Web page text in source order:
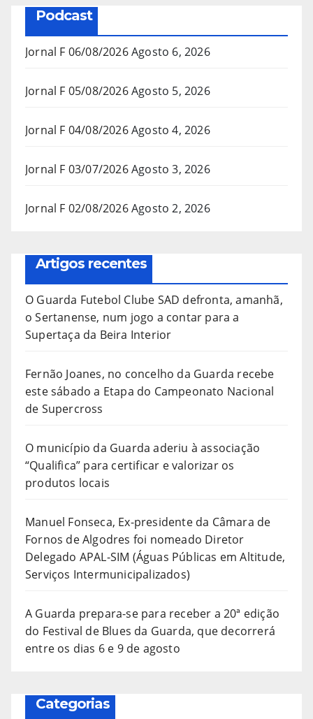
Podcast
Jornal F 06/08/2026Agosto 6, 2026
Jornal F 05/08/2026Agosto 5, 2026
Jornal F 04/08/2026Agosto 4, 2026
Jornal F 03/07/2026Agosto 3, 2026
Jornal F 02/08/2026Agosto 2, 2026
Artigos recentes
O Guarda Futebol Clube SAD defronta, amanhã,
o Sertanense, num jogo a contar para a
Supertaça da Beira Interior
Fernão Joanes, no concelho da Guarda recebe
este sábado a Etapa do Campeonato Nacional
de Supercross
O município da Guarda aderiu à associação
“Qualifica” para certificar e valorizar os
produtos locais
Manuel Fonseca, Ex-presidente da Câmara de
Fornos de Algodres foi nomeado Diretor
Delegado APAL-SIM (Águas Públicas em Altitude,
Serviços Intermunicipalizados)
A Guarda prepara-se para receber a 20ª edição
do Festival de Blues da Guarda, que decorrerá
entre os dias 6 e 9 de agosto
Categorias